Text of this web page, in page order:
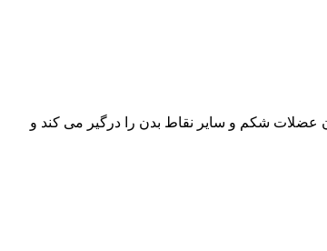
عضلات شکم و سایر نقاط بدن را درگیر می‌ کند و